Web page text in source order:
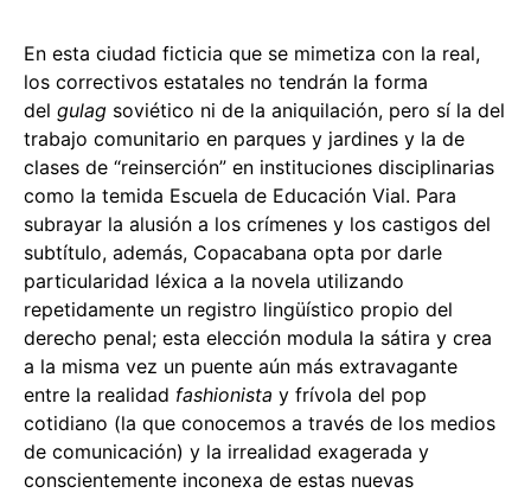
En esta ciudad ficticia que se mimetiza con la real,
los correctivos estatales no tendrán la forma
del gulag soviético ni de la aniquilación, pero sí la del
trabajo comunitario en parques y jardines y la de
clases de “reinserción” en instituciones disciplinarias
como la temida Escuela de Educación Vial. Para
subrayar la alusión a los crímenes y los castigos del
subtítulo, además, Copacabana opta por darle
particularidad léxica a la novela utilizando
repetidamente un registro lingüístico propio del
derecho penal; esta elección modula la sátira y crea
a la misma vez un puente aún más extravagante
entre la realidad fashionista y frívola del pop
cotidiano (la que conocemos a través de los medios
de comunicación) y la irrealidad exagerada y
conscientemente inconexa de estas nuevas